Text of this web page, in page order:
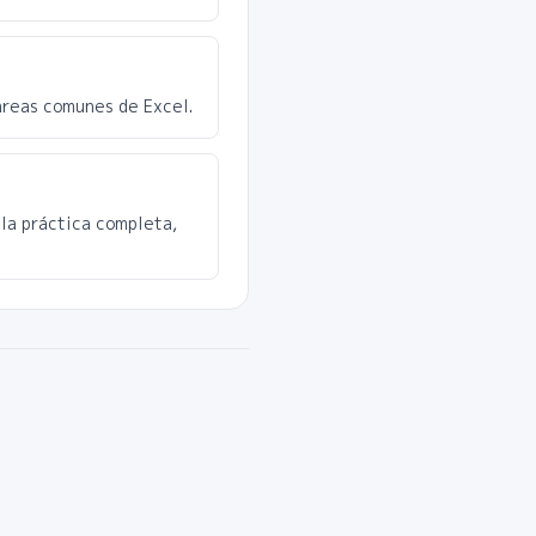
comunes de Excel.
práctica completa,